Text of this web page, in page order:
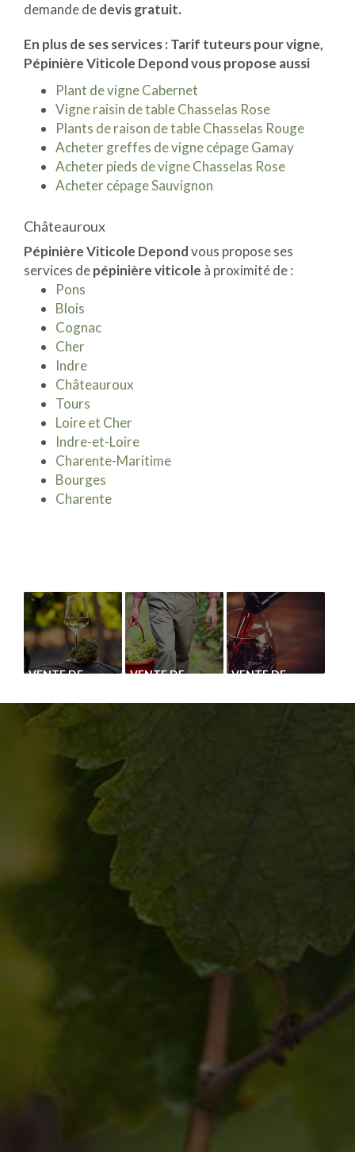
demande dedevis gratuit.
En plus de ses services : Tarif tuteurs pour vigne,
Pépinière Viticole Depond vous propose aussi
Plant de vigne Cabernet
Vigne raisin de table Chasselas Rose
Plants de raison de table Chasselas Rouge
Acheter greffes de vigne cépage Gamay
Acheter pieds de vigne Chasselas Rose
Acheter cépage Sauvignon
Châteauroux
Pépinière Viticole Depondvous propose ses
services depépinière viticole à proximité de :
Pons
Blois
Cognac
Cher
Indre
Châteauroux
Tours
Loire et Cher
Indre-et-Loire
Charente-Maritime
Bourges
Charente
VENTE DE
VENTE DE
VENTE DE